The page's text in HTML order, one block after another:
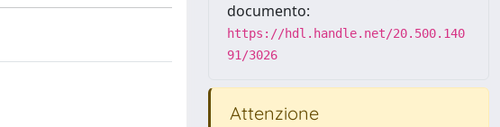
documento:
https://hdl.handle.net/20.500.140
91/3026
Attenzione